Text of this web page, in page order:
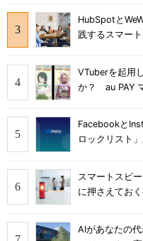
HubSpotと
践するスマー
VTuberを起用
か？ au PAY
Facebookと
ロックリスト
スマートスピ
に押さえてお
AIがあなたの